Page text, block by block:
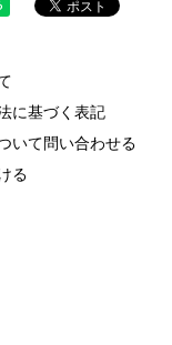
に基づく表記
いて問い合わせる
る